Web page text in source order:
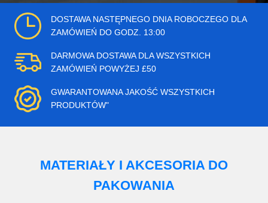
DOSTAWA NASTĘPNEGO DNIA ROBOCZEGO DLA
ZAMÓWIEŃ DO GODZ. 13:00
DARMOWA DOSTAWA DLA WSZYSTKICH
ZAMÓWIEŃ POWYŻEJ £50
GWARANTOWANA JAKOŚĆ WSZYSTKICH
PRODUKTÓW"
MATERIAŁY I AKCESORIA DO
PAKOWANIA